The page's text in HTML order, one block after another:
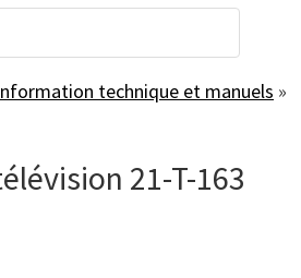
technique et manuels »
21-T-163